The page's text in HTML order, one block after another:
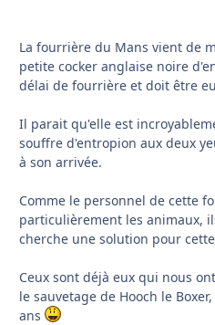
La fourrière du Mans vient de
petite cocker anglaise noire
délai de fourrière et doit être
Il parait qu'elle est
souffre d'entropion aux deux
à son arrivée.
Comme le personnel de cette
particulièrement les animaux,
cherche une solution pour
Ceux sont déjà eux qui nous
le sauvetage de Hooch le
ans